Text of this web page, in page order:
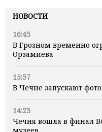
НОВОСТИ
16:45
В Грозном временно
Орзамиева
15:57
В Чечне запускают
14:23
Чечня вошла в финал